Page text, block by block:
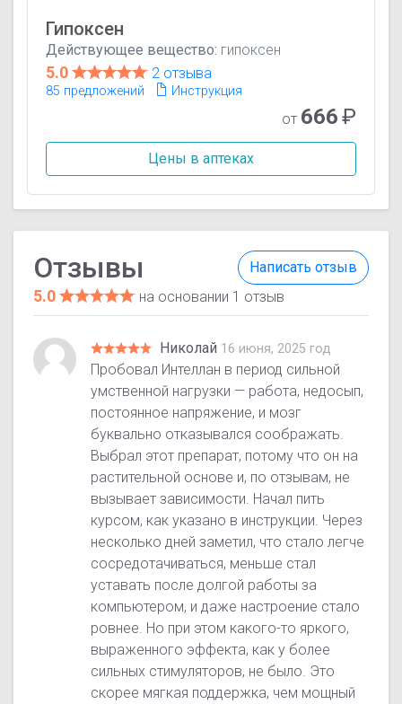
Гипоксен
Действующее вещество: гипоксен
5.0 2 отзыва
85 предложений Инструкция
от 666₽
Цены в аптеках
Написать отзыв
Отзывы
5.0 на основании 1 отзыв
Николай 16 июня, 2025 год
Пробовал Интеллан в период сильной
умственной нагрузки — работа, недосып,
постоянное напряжение, и мозг
буквально отказывался соображать.
Выбрал этот препарат, потому что он на
растительной основе и, по отзывам, не
вызывает зависимости. Начал пить
курсом, как указано в инструкции. Через
несколько дней заметил, что стало легче
сосредотачиваться, меньше стал
уставать после долгой работы за
компьютером, и даже настроение стало
ровнее. Но при этом какого-то яркого,
выраженного эффекта, как у более
сильных стимуляторов, не было. Это
скорее мягкая поддержка, чем мощный